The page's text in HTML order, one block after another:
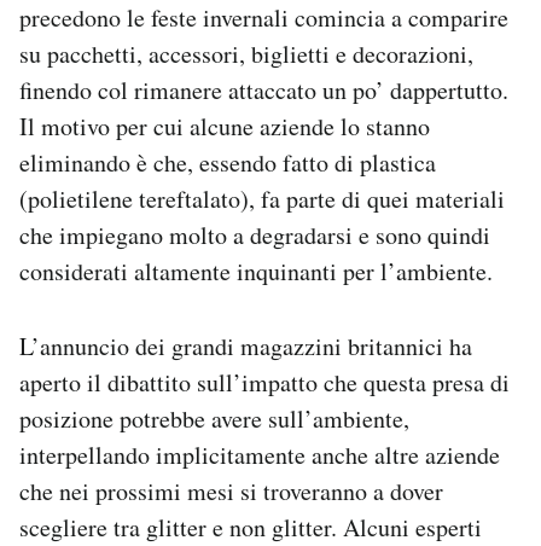
Area Personale
Newsletter
Notifiche mobile
Regala il Post
Hai bisogno di aiuto?
Esci
precedono le feste invernali comincia a comparire
su pacchetti, accessori, biglietti e decorazioni,
finendo col rimanere attaccato un po’ dappertutto.
Il motivo per cui alcune aziende lo stanno
eliminando è che, essendo fatto di plastica
(polietilene tereftalato), fa parte di quei materiali
che impiegano molto a degradarsi e sono quindi
considerati altamente inquinanti per l’ambiente.
L’annuncio dei grandi magazzini britannici ha
aperto il dibattito sull’impatto che questa presa di
posizione potrebbe avere sull’ambiente,
interpellando implicitamente anche altre aziende
che nei prossimi mesi si troveranno a dover
scegliere tra glitter e non glitter. Alcuni esperti